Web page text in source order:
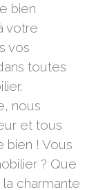
bien
votre
vos
toutes
nous
et tous
bien ! Vous
? Que
charmante